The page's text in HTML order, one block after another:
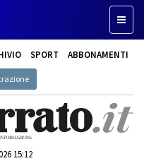
SPORT ABBONAMENTI
15:12